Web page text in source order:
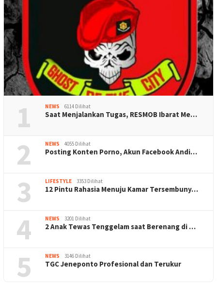
1 NEWS 6114 Dilihat
Saat Menjalankan Tugas, RESMOB Ibarat Me…
2 NEWS 4055 Dilihat
Posting Konten Porno, Akun Facebook Andi…
3 LIFESTYLE 3353 Dilihat
12 Pintu Rahasia Menuju Kamar Tersembuny…
4 NEWS 3201 Dilihat
2 Anak Tewas Tenggelam saat Berenang di …
5 NEWS 3146 Dilihat
TGC Jeneponto Profesional dan Terukur